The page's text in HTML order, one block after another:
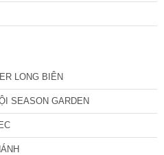
LONG BIÊN
SEASON GARDEN